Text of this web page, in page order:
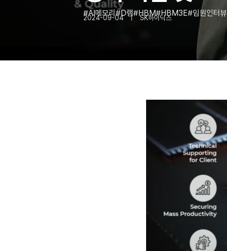
AI메모리 D램 HBM HBM3E 임원인터뷰
2024-09-04 SK하이닉스